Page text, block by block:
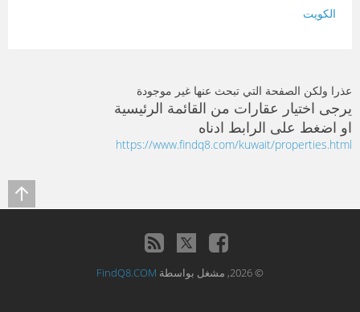
الكويت
سلطنة عمان
فلسطين
قطر
تونس
عذرا ولكن الصفحة التي تبحث عنها غير موجودة
يرجى اختيار عقارات من القائمة الرئيسية
او اضغط على الرابط ادناه
https://www.findq8.com/kuwait/properties.html
© 2026, مشغل بواسطة FindQ8.COM